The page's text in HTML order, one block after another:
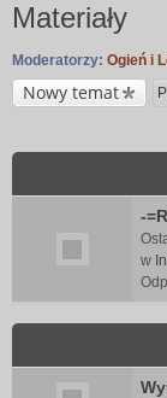
Materiały
Moderatorzy: Ogień i
Nowy temat
-
w